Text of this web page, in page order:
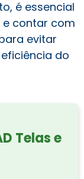
é essencial
e contar com
evitar
do
Telas e